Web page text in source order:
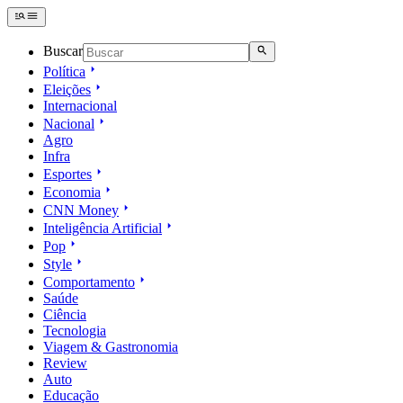
Buscar
Política
Eleições
Internacional
Nacional
Agro
Infra
Esportes
Economia
CNN Money
Inteligência Artificial
Pop
Style
Comportamento
Saúde
Ciência
Tecnologia
Viagem & Gastronomia
Review
Auto
Educação